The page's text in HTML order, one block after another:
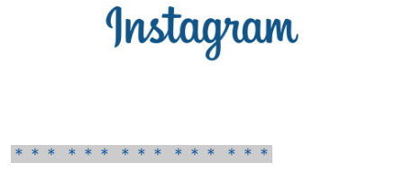
＊＊＊ ＊＊＊ ＊＊＊ ＊＊＊ ＊＊＊